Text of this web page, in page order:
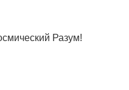
Разум!